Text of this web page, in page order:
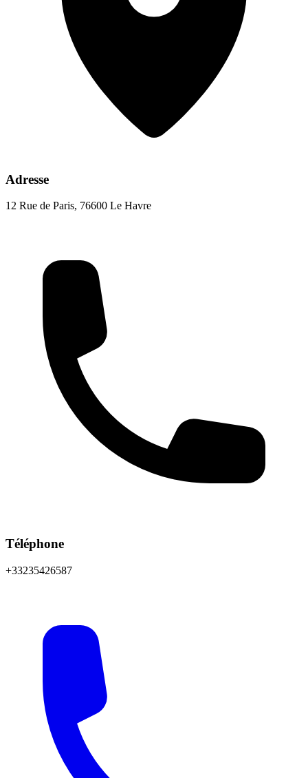
Adresse
12 Rue de Paris, 76600 Le Havre
Téléphone
+33235426587